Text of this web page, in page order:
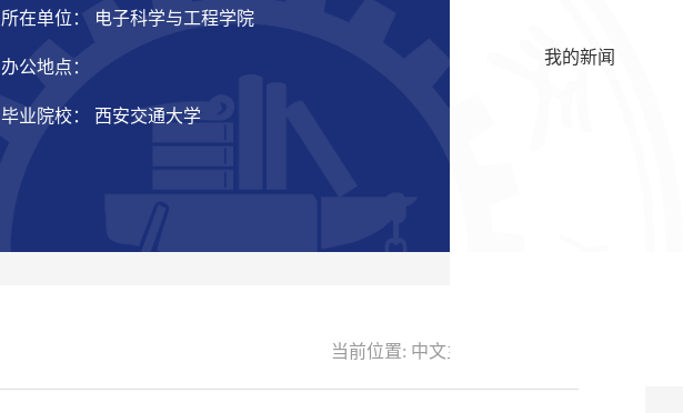
所在单位： 电子科学与工程学院
办公地点：
毕业院校： 西安交通大学
我的新闻
当前位置: 中文主页